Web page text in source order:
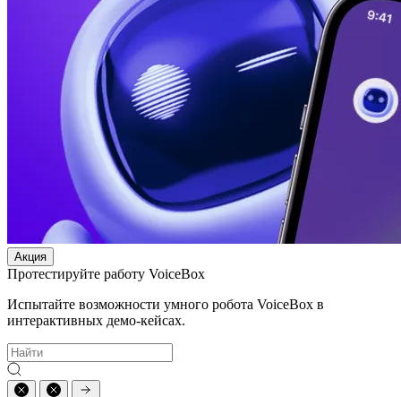
Акция
Протестируйте работу VoiceBox
Испытайте возможности умного робота VoiceBox в
интерактивных демо-кейсах.